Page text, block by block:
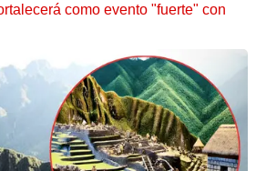
como evento "fuerte" con